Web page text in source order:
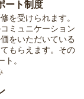
ート制度
を受けられます。
ミュニケーション
をいただいている
もらえます。その
。